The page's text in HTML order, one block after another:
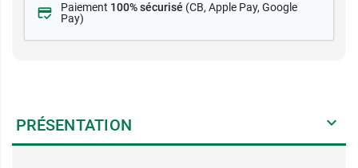
Paiement 100% sécurisé (CB, Apple Pay, Google
Pay)
PRÉSENTATION